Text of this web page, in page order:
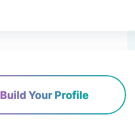
Build Your Profile